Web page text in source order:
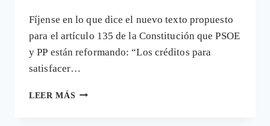
Fíjense en lo que dice el nuevo texto propuesto
para el artículo 135 de la Constitución que PSOE
y PP están reformando: “Los créditos para
satisfacer…
LEER MÁS PRIMERO